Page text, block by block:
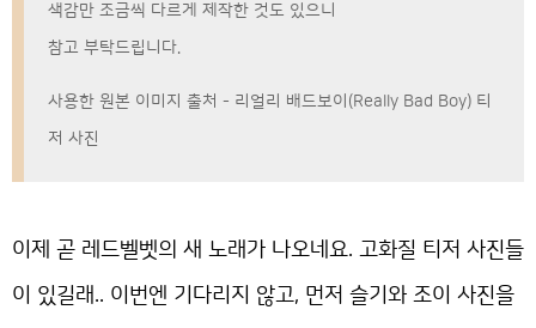
색감만 조금씩 다르게 제작한 것도 있으니
참고 부탁드립니다.
사용한 원본 이미지 출처 - 리얼리 배드보이(Really Bad Boy) 티
저 사진
이제 곧 레드벨벳의 새 노래가 나오네요. 고화질 티저 사진들
이 있길래.. 이번엔 기다리지 않고, 먼저 슬기와 조이 사진을